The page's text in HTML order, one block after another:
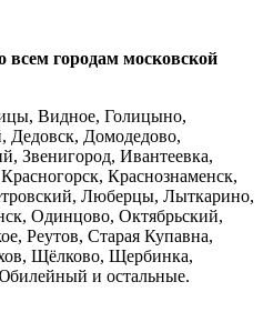
городам московской
Видное, Голицыно,
Дедовск, Домодедово,
Звенигород, Ивантеевка,
Краснознаменск,
Люберцы, Лыткарино,
Одинцово, Октябрьский,
Реутов, Старая Купавна,
Щёлково, Щербинка,
и остальные.